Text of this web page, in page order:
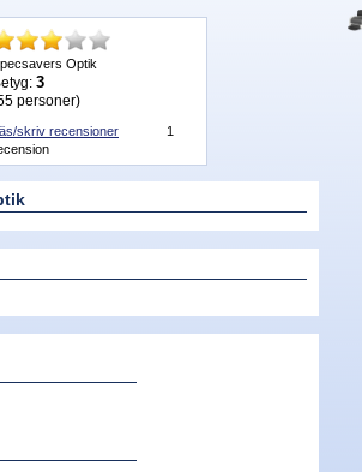
Optik
3
personer)
skriv recensioner
1